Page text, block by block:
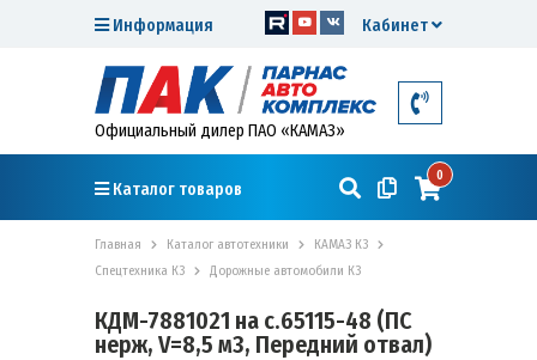
Кабинет
Информация
Официальный дилер ПАО «КАМАЗ»
Каталог товаров
0
Главная Каталог автотехники
КАМАЗ К3
Спецтехника К3
Дорожные автомобили К3
КДМ-7881021 на с.65115-48 (ПС
нерж, V=8,5 м3, Передний отвал)